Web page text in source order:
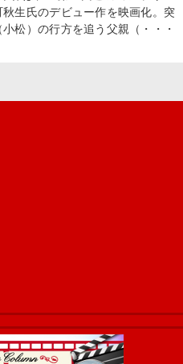
生氏のデビュー作を映画化。突
松）の行方を追う父親（・・・